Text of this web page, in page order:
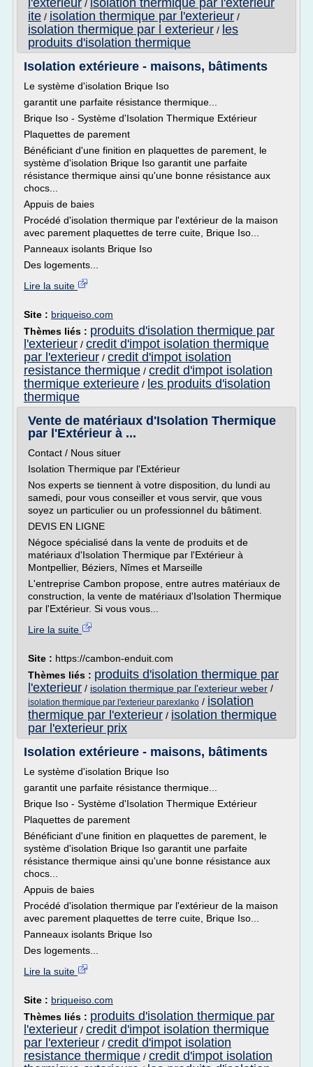
l'exterieur / isolation thermique par l'exterieur
ite / isolation thermique par l'exterieur /
isolation thermique par l exterieur / les
produits d'isolation thermique
Isolation extérieure - maisons, bâtiments
Le système d'isolation Brique Iso
garantit une parfaite résistance thermique...
Brique Iso - Système d'Isolation Thermique Extérieur
Plaquettes de parement
Bénéficiant d'une finition en plaquettes de parement, le
système d'isolation Brique Iso garantit une parfaite
résistance thermique ainsi qu'une bonne résistance aux
chocs...
Appuis de baies
Procédé d'isolation thermique par l'extérieur de la maison
avec parement plaquettes de terre cuite, Brique Iso...
Panneaux isolants Brique Iso
Des logements...
Lire la suite
Site : briqueiso.com
Thèmes liés : produits d'isolation thermique par
l'exterieur / credit d'impot isolation thermique
par l'exterieur / credit d'impot isolation
resistance thermique / credit d'impot isolation
thermique exterieure / les produits d'isolation
thermique
Vente de matériaux d'Isolation Thermique
par l'Extérieur à ...
Contact / Nous situer
Isolation Thermique par l'Extérieur
Nos experts se tiennent à votre disposition, du lundi au
samedi, pour vous conseiller et vous servir, que vous
soyez un particulier ou un professionnel du bâtiment.
DEVIS EN LIGNE
Négoce spécialisé dans la vente de produits et de
matériaux d'Isolation Thermique par l'Extérieur à
Montpellier, Béziers, Nîmes et Marseille
L'entreprise Cambon propose, entre autres matériaux de
construction, la vente de matériaux d'Isolation Thermique
par l'Extérieur. Si vous vous...
Lire la suite
Site : https://cambon-enduit.com
Thèmes liés : produits d'isolation thermique par
l'exterieur / isolation thermique par l'exterieur weber /
isolation thermique par l'exterieur parexlanko / isolation
thermique par l'exterieur / isolation thermique
par l'exterieur prix
Isolation extérieure - maisons, bâtiments
Le système d'isolation Brique Iso
garantit une parfaite résistance thermique...
Brique Iso - Système d'Isolation Thermique Extérieur
Plaquettes de parement
Bénéficiant d'une finition en plaquettes de parement, le
système d'isolation Brique Iso garantit une parfaite
résistance thermique ainsi qu'une bonne résistance aux
chocs...
Appuis de baies
Procédé d'isolation thermique par l'extérieur de la maison
avec parement plaquettes de terre cuite, Brique Iso...
Panneaux isolants Brique Iso
Des logements...
Lire la suite
Site : briqueiso.com
Thèmes liés : produits d'isolation thermique par
l'exterieur / credit d'impot isolation thermique
par l'exterieur / credit d'impot isolation
resistance thermique / credit d'impot isolation